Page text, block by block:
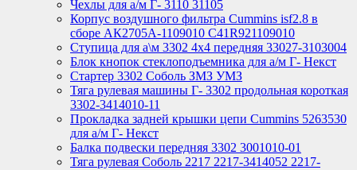
Чехлы для а/м Г- 3110 31105
Корпус воздушного фильтра Cummins isf2.8 в
сборе АК2705А-1109010 С41R921109010
Ступица для а\м 3302 4х4 передняя 33027-3103004
Блок кнопок стеклоподъемника для а/м Г- Некст
Стартер 3302 Соболь ЗМЗ УМЗ
Тяга рулевая машины Г- 3302 продольная короткая
3302-3414010-11
Прокладка задней крышки цепи Cummins 5263530
для а/м Г- Некст
Балка подвески передняя 3302 3001010-01
Тяга рулевая Соболь 2217 2217-3414052 2217-